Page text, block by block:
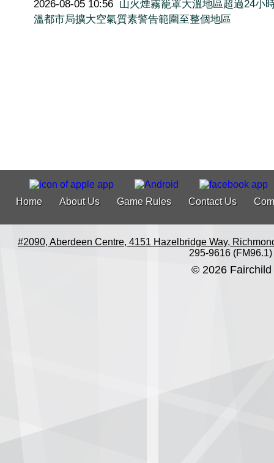
2026-08-05 10:56 山火煙霧籠罩大溫地區超過24小
溫都市局擴大空氣質素警告範圍至整個地區
Home About Us Game Rules Contact Us
#2090, Aberdeen Centre, 4151 Hazelbridge Way,
295-9616 (FM96.1)
© 2026 Fairchild